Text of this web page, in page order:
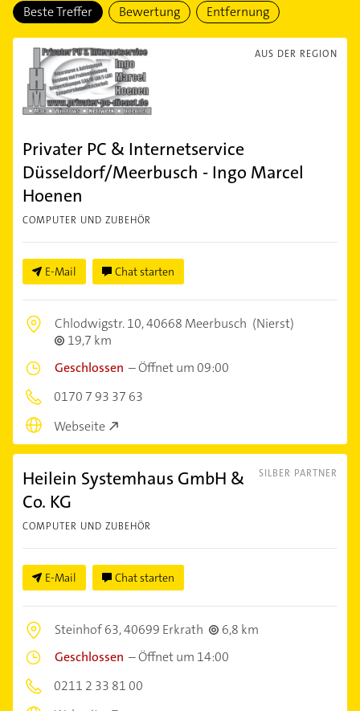
Beste Treffer Bewertung Entfernung
AUS DER REGION
Privater PC & Internetservice
Düsseldorf/Meerbusch - Ingo Marcel
Hoenen
COMPUTER UND ZUBEHÖR
E-Mail Chat starten
Chlodwigstr. 10,40668 Meerbusch (Nierst)
19,7 km
Geschlossen –Öffnet um 09:00
0170 7 93 37 63
Webseite
SILBER PARTNER
Heilein Systemhaus GmbH &
Co. KG
COMPUTER UND ZUBEHÖR
E-Mail Chat starten
Steinhof 63,40699 Erkrath
6,8 km
Geschlossen –Öffnet um 14:00
0211 2 33 81 00